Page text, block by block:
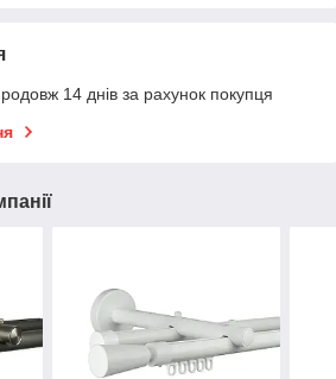
14 днів за рахунок покупця